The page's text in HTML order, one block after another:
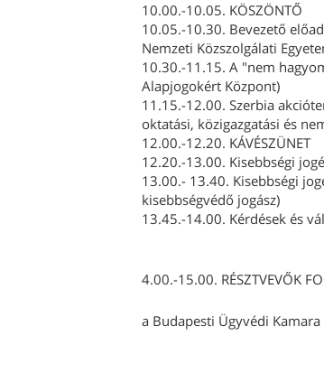
10.00.-10.05. KÖSZÖNTŐ
10.05.-10.30. Bevezető
Nemzeti Közszolgálati
10.30.-11.15. A "nem
Alapjogokért Központ)
11.15.-12.00. Szerbia
oktatási, közigazgatási és
12.00.-12.20. KÁVÉSZÜNET
12.20.-13.00. Kisebbségi
13.00.- 13.40. Kisebbségi
kisebbségvédő jogász)
13.45.-14.00. Kérdések és
4.00.-15.00. RÉSZTVEVŐK
a Budapesti Ügyvédi